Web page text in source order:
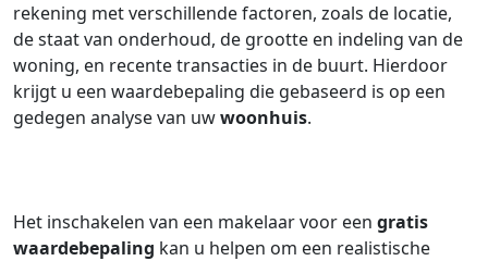
rekening met verschillende factoren, zoals de locatie,
de staat van onderhoud, de grootte en indeling van de
woning, en recente transacties in de buurt. Hierdoor
krijgt u een waardebepaling die gebaseerd is op een
gedegen analyse van uwwoonhuis.
Het inschakelen van een makelaar voor een gratis
waardebepaling kan u helpen om een realistische